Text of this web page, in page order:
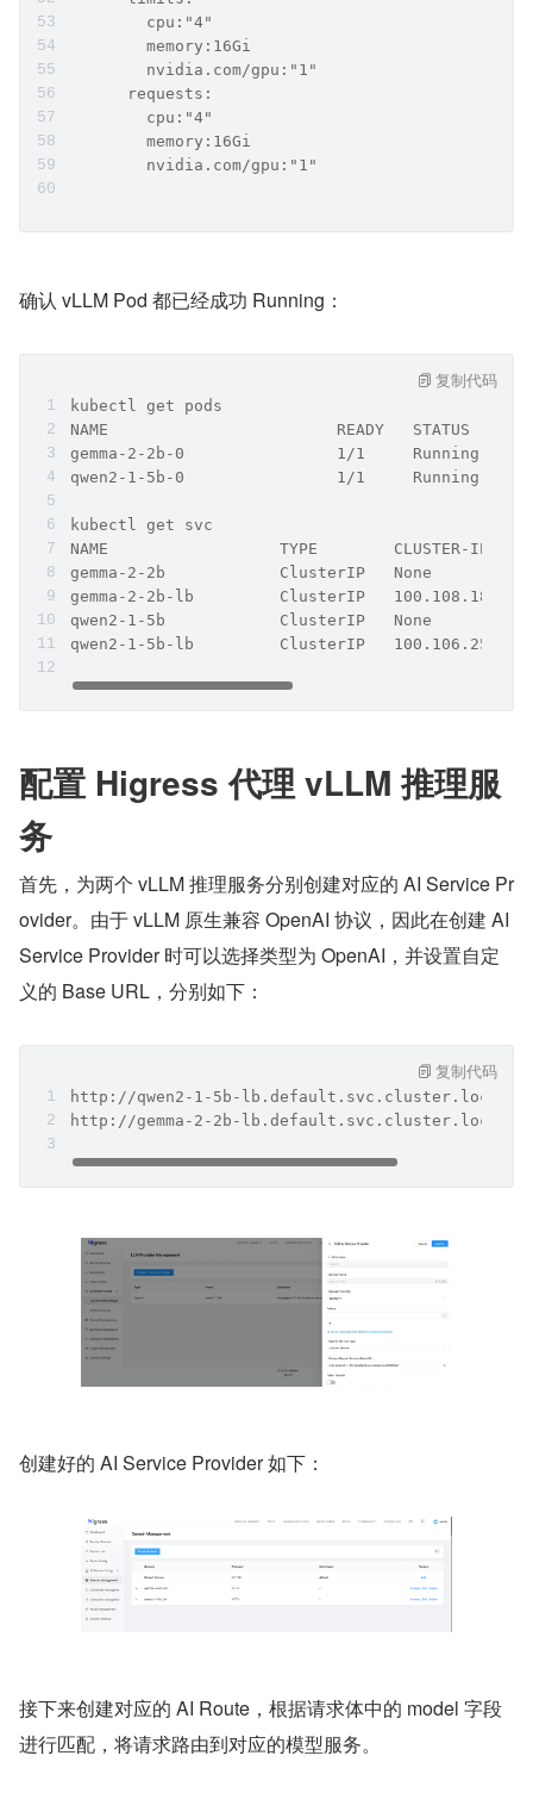
        cpu:"4"
        memory:16Gi
        nvidia.com/gpu:"1"
      requests:
        cpu:"4"
        memory:16Gi
        nvidia.com/gpu:"1"
确认 vLLM Pod 都已经成功 Running：
kubectl get pods
NAME                        READY   STATUS
gemma-2-2b-0                1/1     Running   0
qwen2-1-5b-0                1/1     Running   0
kubectl get svc
NAME                  TYPE        CLUSTER-IP
gemma-2-2b            ClusterIP   None
gemma-2-2b-lb         ClusterIP
qwen2-1-5b            ClusterIP   None
qwen2-1-5b-lb         ClusterIP
复制代码
配置 Higress 代理 vLLM 推理服
务
首先，为两个 vLLM 推理服务分别创建对应的 AI Service Pr
ovider。由于 vLLM 原生兼容 OpenAI 协议，因此在创建 AI
Service Provider 时可以选择类型为 OpenAI，并设置自定
义的 Base URL，分别如下：
http://qwen2-1-5b-
http://gemma-2-2b-
复制代码
创建好的 AI Service Provider 如下：
接下来创建对应的 AI Route，根据请求体中的 model 字段
进行匹配，将请求路由到对应的模型服务。